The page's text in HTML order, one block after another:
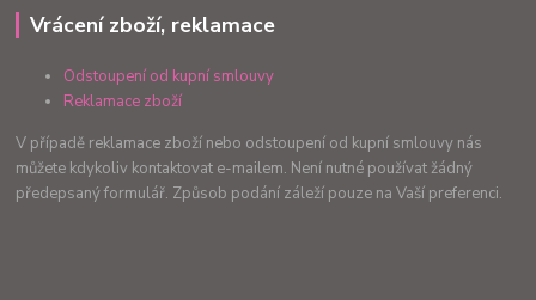
Vrácení zboží, reklamace
Odstoupení od kupní smlouvy
Reklamace zboží
V případě reklamace zboží nebo odstoupení od kupní smlouvy nás
můžete kdykoliv kontaktovat e-mailem. Není nutné používat žádný
předepsaný formulář. Způsob podání záleží pouze na Vaší preferenci.